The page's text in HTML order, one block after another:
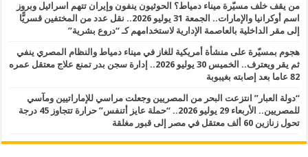
من يقف خلف مسيّرة ميناء دمياط؟ الحوثيون ينفون وإيران تتهم اسرائيل وبروز
اسم أوكرانيا والإمارات.. الجمعة 31 يوليو 2026.. نقل عدد من المختفين قسريًّا
إلى مقر الداخلية بالعاصمة الإدارية لاستخدامهم كـ “دروع بشرية”
هجوم بمسيّرة على منشأة أمريكية للغاز في ميناء دمياط والنظام المصري ينفي
ثم يقر ويعترف.. الخميس 30 يوليو 2026.. إدارة سجن بدر تمنع علاج معتقل عمره
82 عاما بعد إصابته بغيبوبة
“دولة العبار” انتزعت البحر من المصريين وجعلت مراسي للإماراتيين ومآسي
للمصريين.. الأربعاء 29 يوليو 2026.. “حملة عايز أتنفس” حرارة تتجاوز 45 درجة
تحول زنازين 60 ألف معتقل في مصر إلى قبور مغلقة